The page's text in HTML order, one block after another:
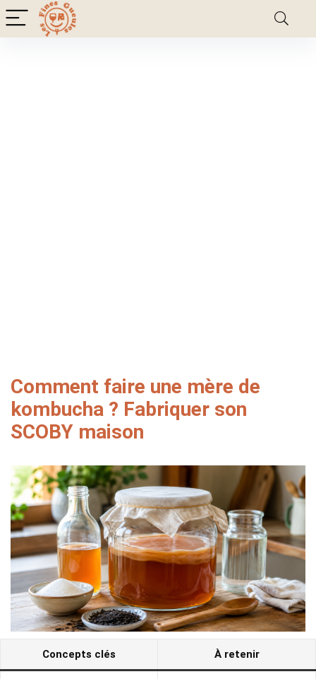
Comment faire une mère de
kombucha ? Fabriquer son
SCOBY maison
Concepts clés À retenir